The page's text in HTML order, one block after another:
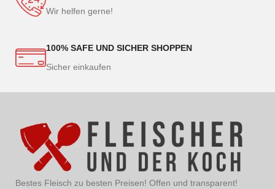
Wir helfen gerne!
100% SAFE UND SICHER SHOPPEN
Sicher einkaufen
Bestes Fleisch zu besten Preisen! Offen und transparent!